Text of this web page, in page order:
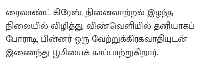
ரைலாண்ட் கிரேஸ், நினைவாற்றல் இழந்த
நிலையில் விழித்து, விண்வெளியில் தனியாகப்
போராடி, பின்னர் ஒரு வேற்றுக்கிரகவாதியுடன்
இணைந்து பூமியைக் காப்பாற்றுகிறார்.